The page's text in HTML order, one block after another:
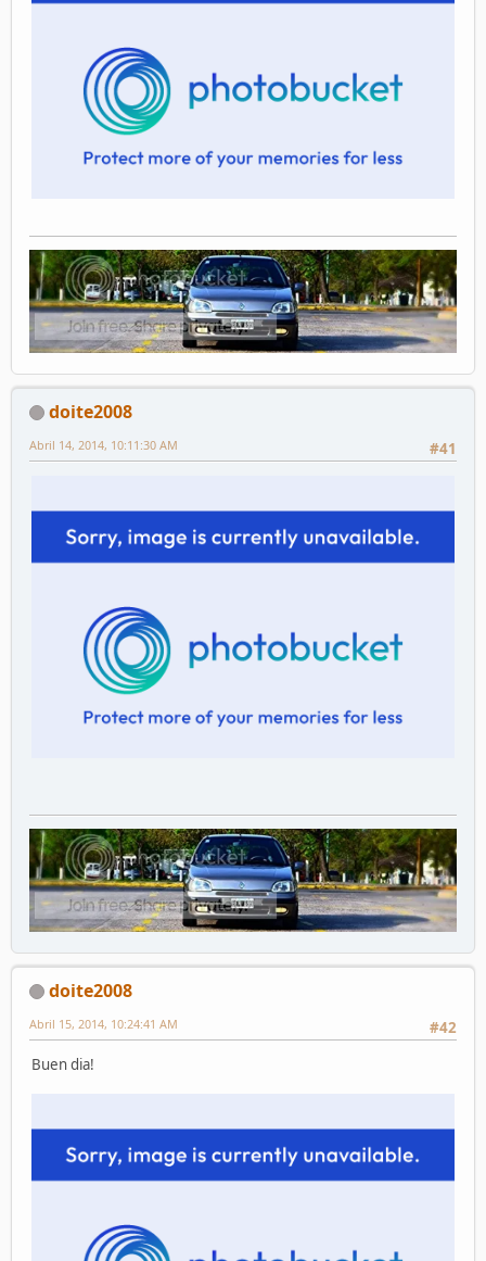
doite2008
#41
Abril 14, 2014, 10:11:30 AM
doite2008
#42
Abril 15, 2014, 10:24:41 AM
Buen dia!